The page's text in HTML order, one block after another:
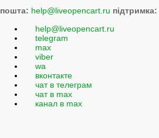
пошта: help@liveopencart.ru підтримка:
help@liveopencart.ru
telegram
max
viber
wa
вконтакте
чат в телеграм
чат в max
канал в max